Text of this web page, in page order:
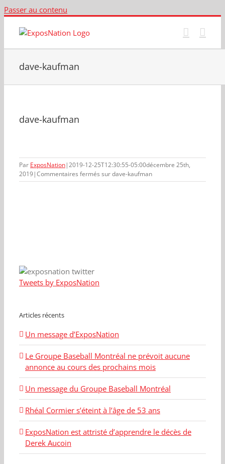
Passer au contenu
dave-kaufman
dave-kaufman
Par ExposNation|2019-12-25T12:30:55-05:00décembre 25th,
2019|Commentaires fermés sur dave-kaufman
Tweets by ExposNation
Articles récents
Un message d’ExposNation
Le Groupe Baseball Montréal ne prévoit aucune
annonce au cours des prochains mois
Un message du Groupe Baseball Montréal
Rhéal Cormier s’éteint à l’âge de 53 ans
ExposNation est attristé d’apprendre le décès de
Derek Aucoin